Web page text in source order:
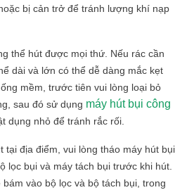
bị cản trở để tránh lượng khí nạp
thể hút được mọi thứ. Nếu rác cần
dài và lớn có thể dễ dàng mắc kẹt
mềm, trước tiên vui lòng loại bỏ
sau đó sử dụng máy hút bụi công
dụng nhỏ để tránh rắc rối.
tại địa điểm, vui lòng tháo máy hút bụi
lọc bụi và máy tách bụi trước khi hút.
vào bộ lọc và bộ tách bụi, trong